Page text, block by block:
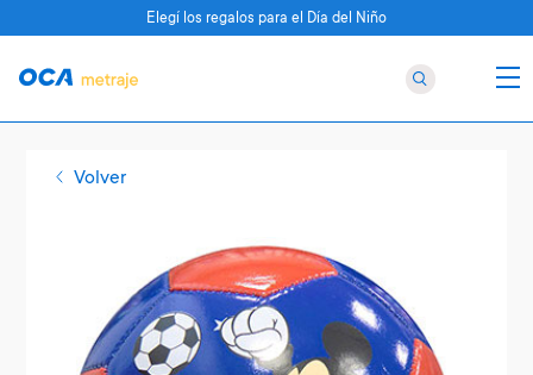
Volver
Elegí los regalos para el Día del Niño